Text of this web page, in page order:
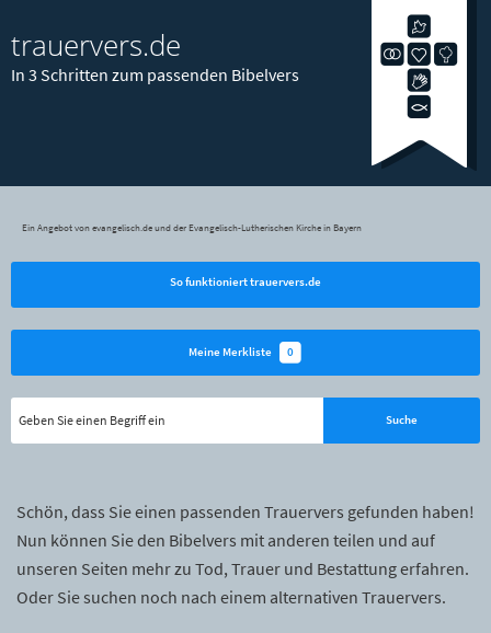
trauervers.de
In 3 Schritten zum passenden Bibelvers
Ein Angebot von evangelisch.de und der Evangelisch-Lutherischen Kirche in Bayern
So funktioniert trauervers.de
Meine Merkliste 0
Schön, dass Sie einen passenden Trauervers gefunden haben!
Nun können Sie den Bibelvers mit anderen teilen und auf
unseren Seiten mehr zu Tod, Trauer und Bestattung erfahren.
Oder Sie suchen noch nach einem alternativen Trauervers.